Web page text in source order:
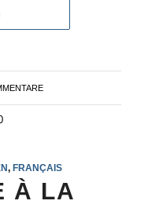
, FRANÇAIS
À LA